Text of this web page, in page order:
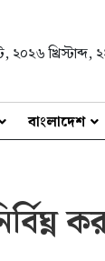
খ্রিস্টাব্দ,
বাংলাদেশ